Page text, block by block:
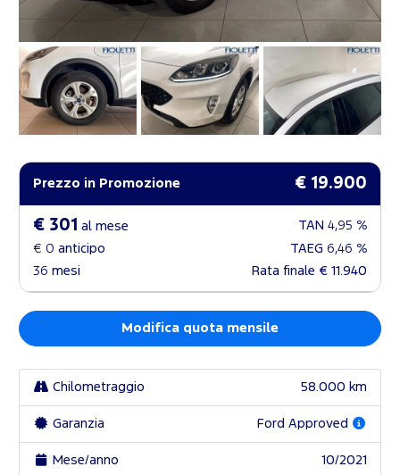
Prezzo in Promozione € 19.900
€ 301 al mese TAN 4,95 %
€ 0 anticipo TAEG 6,46 %
36 mesi Rata finale € 11.940
Modifica quota mensile
Chilometraggio 58.000 km
Garanzia Ford Approved
Mese/anno 10/2021